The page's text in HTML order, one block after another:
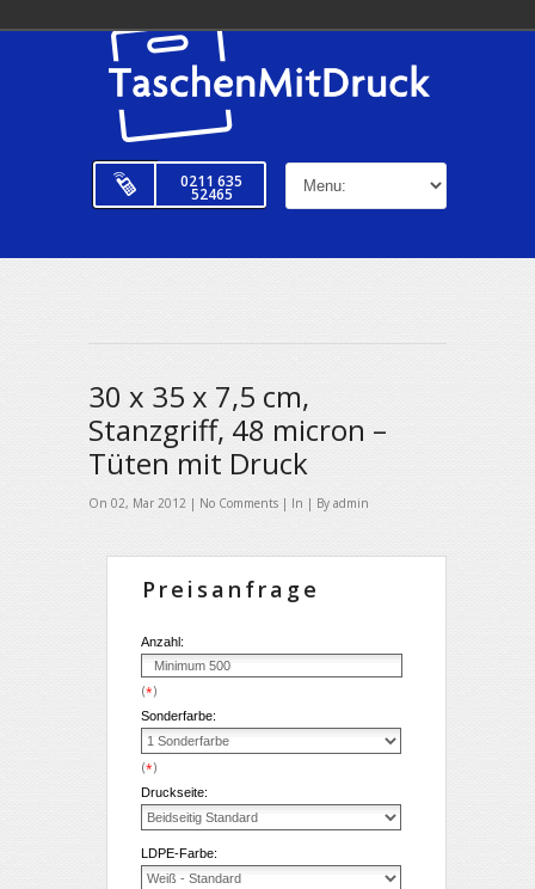
0211 635
52465
30 x 35 x 7,5 cm,
Stanzgriff, 48 micron –
Tüten mit Druck
On 02, Mar 2012 | No Comments | In | By admin
Preisanfrage
Anzahl:
(*)
Sonderfarbe:
(*)
Druckseite:
LDPE-Farbe: